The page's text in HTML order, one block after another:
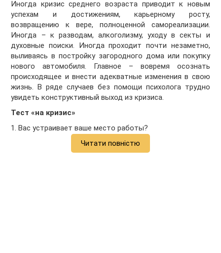
Иногда кризис среднего возраста приводит к новым
успехам и достижениям, карьерному росту,
возвращению к вере, полноценной самореализации.
Иногда – к разводам, алкоголизму, уходу в секты и
духовные поиски. Иногда проходит почти незаметно,
выливаясь в постройку загородного дома или покупку
нового автомобиля. Главное – вовремя осознать
происходящее и внести адекватные изменения в свою
жизнь. В ряде случаев без помощи психолога трудно
увидеть конструктивный выход из кризиса.
Тест «на кризис»
1. Вас устраивает ваше место работы?
Читати повністю